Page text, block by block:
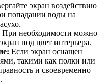
экран воздействию
попадании воды на
При необходимости можно
под цвет интерьера.
Если экран оснащен
такими как полки или
и своевременно